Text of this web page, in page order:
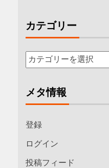
カテゴリー
メタ情報
登録
ログイン
投稿フィード